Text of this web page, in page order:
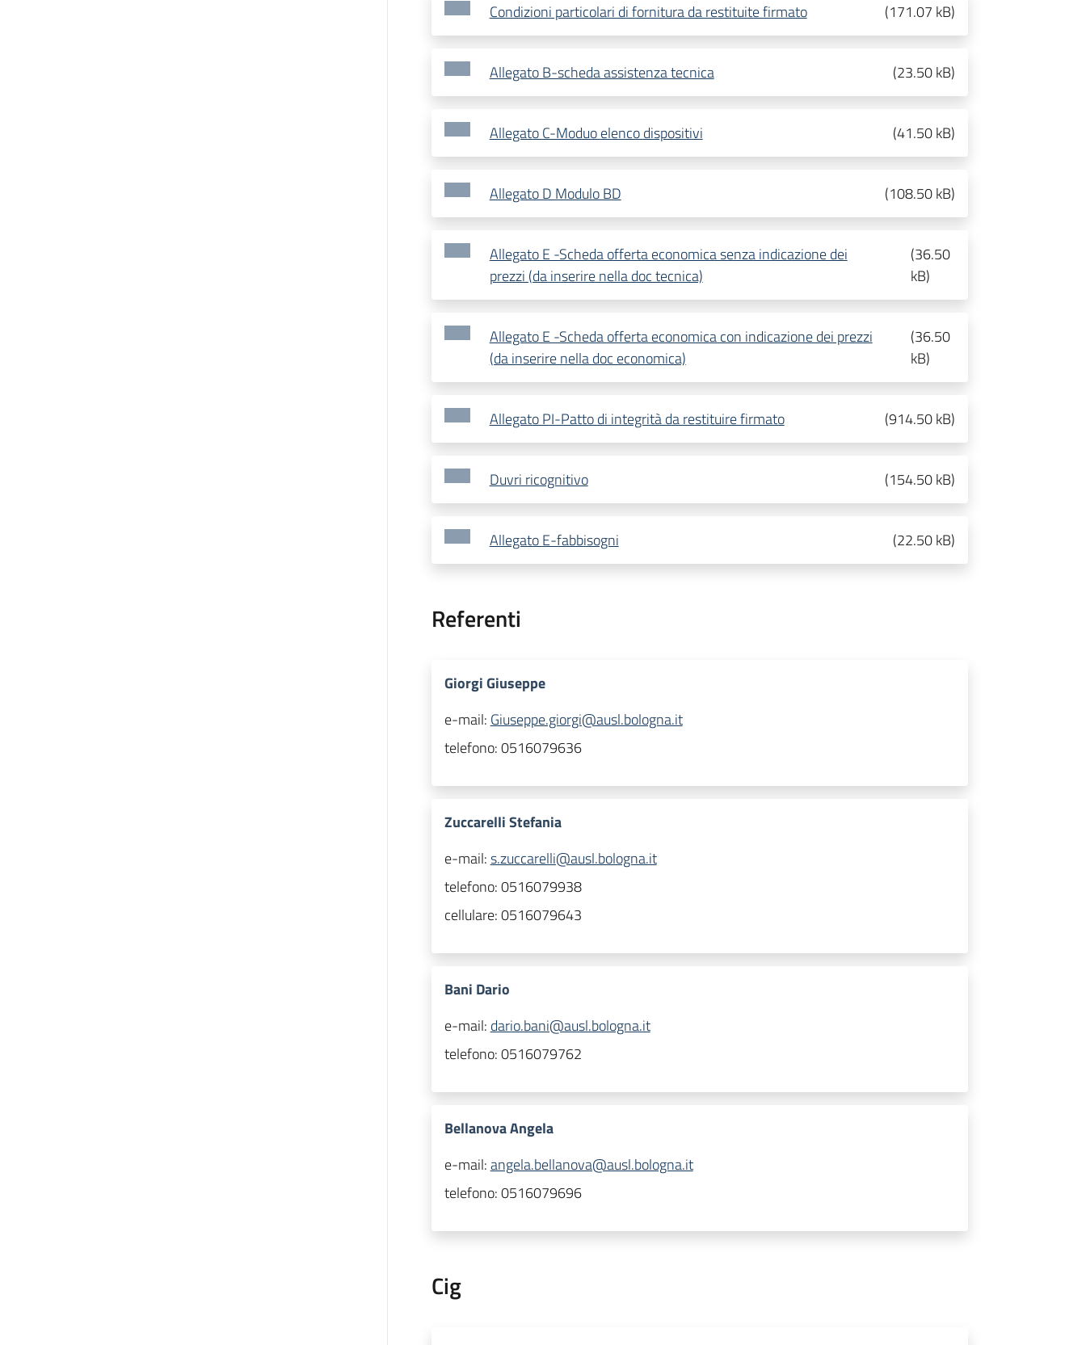
Condizioni particolari di fornitura da restituite firmato (171.07 kB)
Allegato B-scheda assistenza tecnica (23.50 kB)
Allegato C-Moduo elenco dispositivi (41.50 kB)
Allegato D Modulo BD (108.50 kB)
Allegato E -Scheda offerta economica senza indicazione dei
prezzi (da inserire nella doc tecnica)
(36.50
kB)
Allegato E -Scheda offerta economica con indicazione dei prezzi
(da inserire nella doc economica)
(36.50
kB)
Allegato PI-Patto di integrità da restituire firmato (914.50 kB)
Duvri ricognitivo (154.50 kB)
Allegato E-fabbisogni (22.50 kB)
Referenti
Giorgi Giuseppe
e-mail: Giuseppe.giorgi@ausl.bologna.it
telefono:0516079636
Zuccarelli Stefania
e-mail:s.zuccarelli@ausl.bologna.it
telefono:0516079938
cellulare:0516079643
Bani Dario
e-mail: dario.bani@ausl.bologna.it
telefono:0516079762
Bellanova Angela
e-mail:angela.bellanova@ausl.bologna.it
telefono:0516079696
Cig